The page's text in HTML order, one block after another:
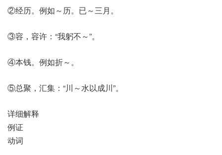
②经历。例如～历。已～三月。
③容，容许：“我躬不～”。
④本钱。例如折～。
⑤总聚，汇集：“川～水以成川”。
详细解释
例证
动词